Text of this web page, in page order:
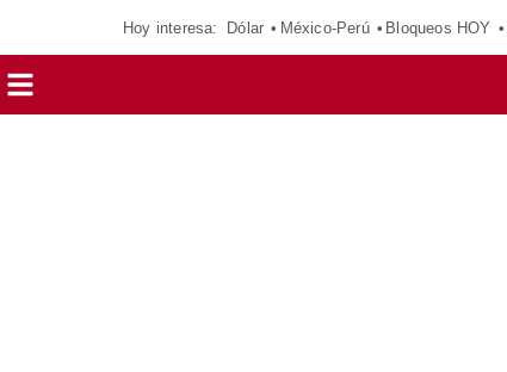
Hoy interesa: Dólar México-Perú Bloqueos HOY